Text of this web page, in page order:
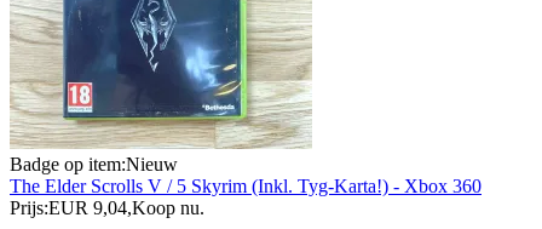
Badge op item:Nieuw
The Elder Scrolls V / 5 Skyrim (Inkl. Tyg-Karta!) - Xbox 360
Prijs:EUR 9,04,Koop nu.